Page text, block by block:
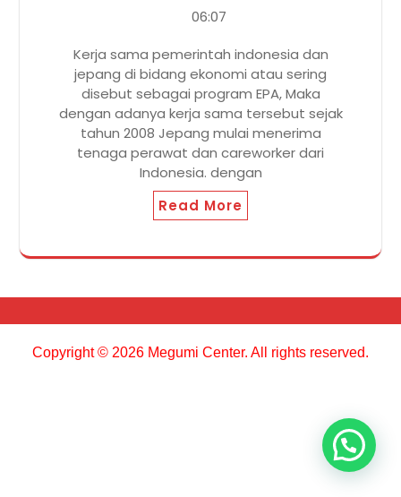
06:07
Kerja sama pemerintah indonesia dan
jepang di bidang ekonomi atau sering
disebut sebagai program EPA, Maka
dengan adanya kerja sama tersebut sejak
tahun 2008 Jepang mulai menerima
tenaga perawat dan careworker dari
Indonesia. dengan
Read More
Copyright © 2026 Megumi Center. All rights reserved.